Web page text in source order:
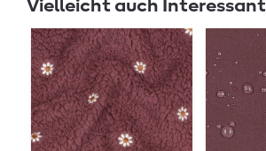
Vielleicht auch Interessant